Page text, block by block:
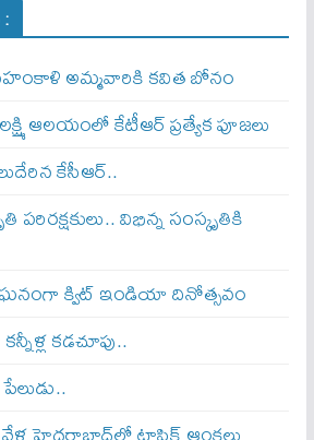
అమ్మవారికి కవిత బోనం
ఆలయంలో కేటీఆర్ ప్రత్యేక పూజలు
కేసీఆర్‌..
పరిరక్షకులు.. విభిన్న సంస్కృతికి
క్విట్‌ ఇండియా దినోత్సవం
కడచూపు..